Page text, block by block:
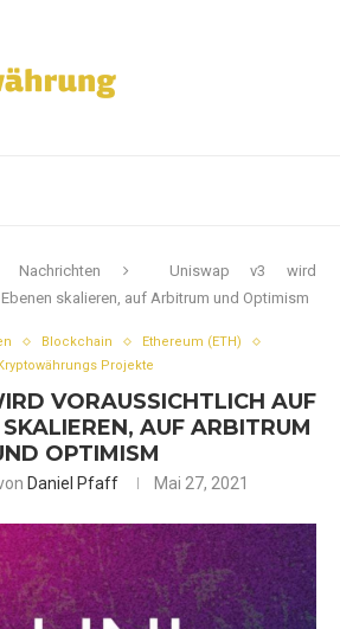
Nachrichten
Uniswap v3 wird
skalieren, auf Arbitrum und Optimism
Blockchain
Ethereum (ETH)
Projekte
VORAUSSICHTLICH AUF
AUF ARBITRUM
OPTIMISM
Daniel Pfaff Mai 27, 2021